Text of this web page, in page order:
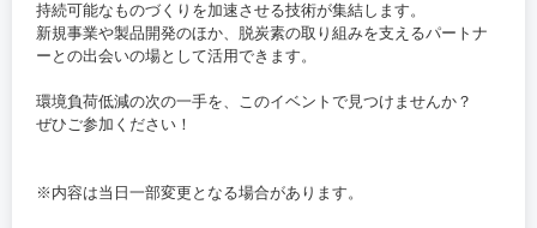
持続可能なものづくりを加速させる技術が集結します。
新規事業や製品開発のほか、脱炭素の取り組みを支えるパートナ
ーとの出会いの場として活用できます。
環境負荷低減の次の一手を、このイベントで見つけませんか？
ぜひご参加ください！
※内容は当日一部変更となる場合があります。